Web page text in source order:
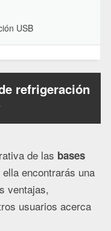
USB
refrigeración
de las bases
ella encontrarás una
ventajas,
usuarios acerca